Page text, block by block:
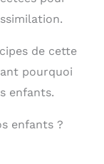
couleurs,
cela rend
des
c'est une
vous et
de cette
pourquoi
enfants.
enfants ?